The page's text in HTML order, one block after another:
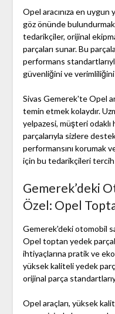
Opel aracınıza en
göz önünde
tedarikçiler, orijinal
parçaları sunar. Bu
performans
güvenliğini ve verimliliğini
Sivas Gemerek'te Opel
temin etmek kolaydır.
yelpazesi, müşteri
parçalarıyla sizlere
performansını korumak
için bu tedarikçileri
Gemerek’deki
Özel: Opel
Gemerek'deki otomobil
Opel toptan yedek
ihtiyaçlarına pratik ve
yüksek kaliteli yedek
orijinal parça
Opel araçları, yüksek